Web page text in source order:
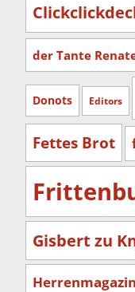
der Tante
Donots Editors
Fettes Brot
Gisbert zu
Herrenmagazin